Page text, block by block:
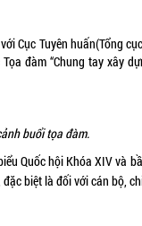
Cục Tuyên huấn(Tổng
đàm “Chung tay xây
buổi tọa đàm.
Quốc hội Khóa XIV và
biệt là đối với cán bộ,